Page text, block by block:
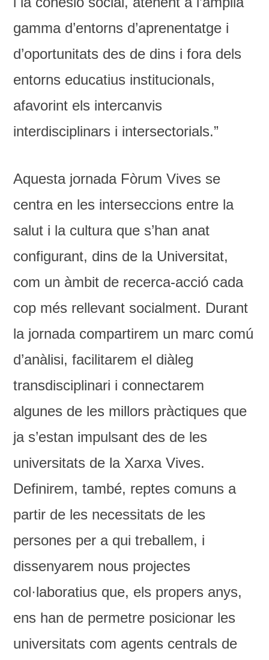
gamma d’entorns d’aprenentatge i
d’oportunitats des de dins i fora dels
entorns educatius institucionals,
afavorint els intercanvis
interdisciplinars i intersectorials.”
Aquesta jornada Fòrum Vives se
centra en les interseccions entre la
salut i la cultura que s’han anat
configurant, dins de la Universitat,
com un àmbit de recerca-acció cada
cop més rellevant socialment. Durant
la jornada compartirem un marc comú
d’anàlisi, facilitarem el diàleg
transdisciplinari i connectarem
algunes de les millors pràctiques que
ja s’estan impulsant des de les
universitats de la Xarxa Vives.
Definirem, també, reptes comuns a
partir de les necessitats de les
persones per a qui treballem, i
dissenyarem nous projectes
col·laboratius que, els propers anys,
ens han de permetre posicionar les
universitats com agents centrals de